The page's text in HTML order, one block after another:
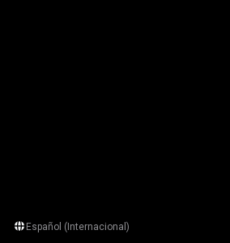
Español (Internacional)